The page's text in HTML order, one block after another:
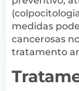
medidas
cancerosas
tratamento